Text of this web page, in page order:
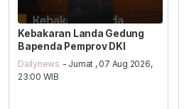
Kebakaran Landa Gedung
Bapenda Pemprov DKI
Dailynews - Jumat , 07 Aug 2026,
23:00 WIB